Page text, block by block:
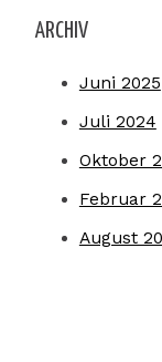
ARCHIV
Juni 2025
Juli 2024
Oktober
Februar
August